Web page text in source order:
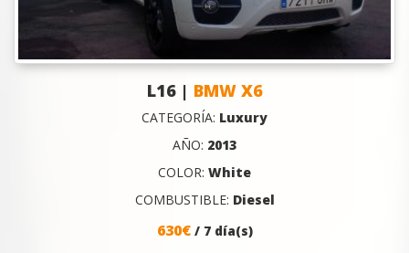
L16 | BMW X6
CATEGORÍA: Luxury
AÑO: 2013
COLOR: White
COMBUSTIBLE: Diesel
630€ / 7 día(s)